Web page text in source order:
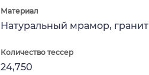
Материал
Натуральный мрамор, гранит
Количество тессер
24,750